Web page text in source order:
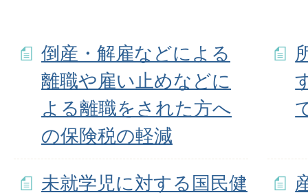
倒産・解雇などによる
離職や雇い止めなどに
よる離職をされた方へ
の保険税の軽減
未就学児に対する国民健